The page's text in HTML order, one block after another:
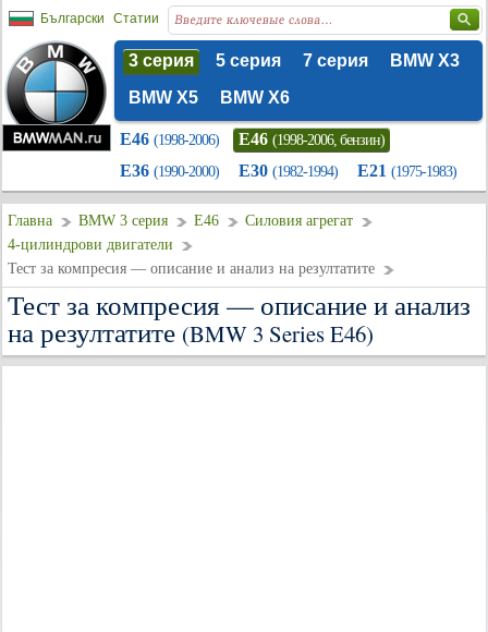
Български Статии
3 серия 5 серия 7 серия
BMW X3
BMW X5
BMW X6
E46 (1998-2006) E46 (1998-2006, бензин)
E36 (1990-2000) E30 (1982-1994) E21 (1975-1983)
Главна BMW 3 серия E46
Силовия агрегат
4-цилиндрови двигатели
Тест за компресия — описание и анализ на резултатите
Тест за компресия — описание и анализ
на резултатите (BMW 3 Series E46)